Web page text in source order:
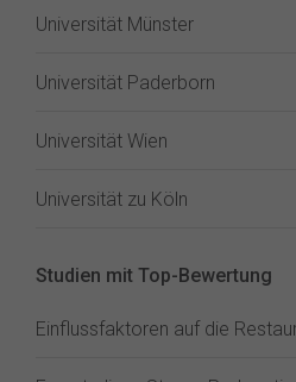
Universität Münster
Universität Paderborn
Universität Wien
Universität zu Köln
Studien mit Top-Bewertung
Einflussfaktoren auf die